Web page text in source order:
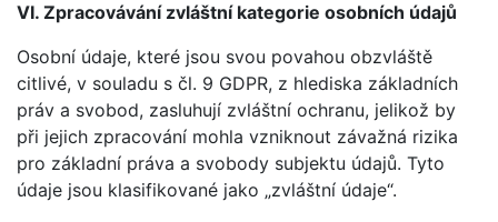
VI. Zpracovávání zvláštní kategorie osobních údajů
Osobní údaje, které jsou svou povahou obzvláště
citlivé, v souladu s čl. 9 GDPR, z hlediska základních
práv a svobod, zasluhují zvláštní ochranu, jelikož by
při jejich zpracování mohla vzniknout závažná rizika
pro základní práva a svobody subjektu údajů. Tyto
údaje jsou klasifikované jako „zvláštní údaje“.